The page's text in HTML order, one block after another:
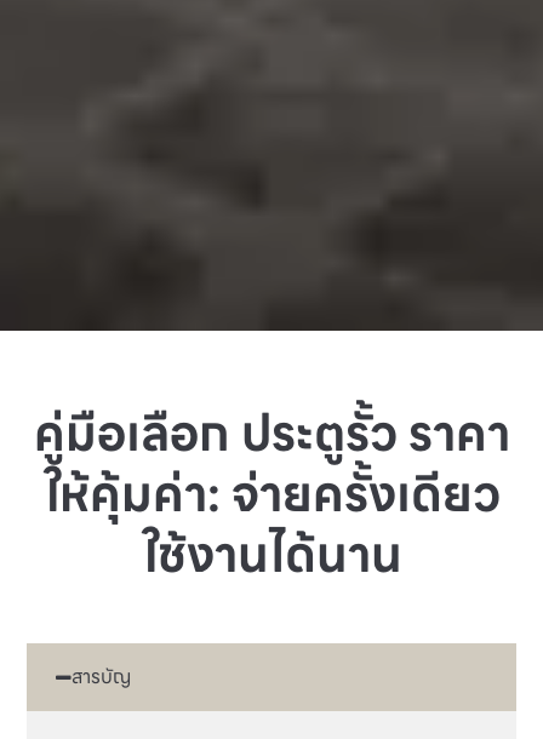
คู่มือเลือก ประตูรั้ว ราคา
ให้คุ้มค่า: จ่ายครั้งเดียว
ใช้งานได้นาน
สารบัญ